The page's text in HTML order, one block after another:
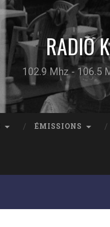
RADIO
102.9 Mhz - 106.5
ÉMISSIONS